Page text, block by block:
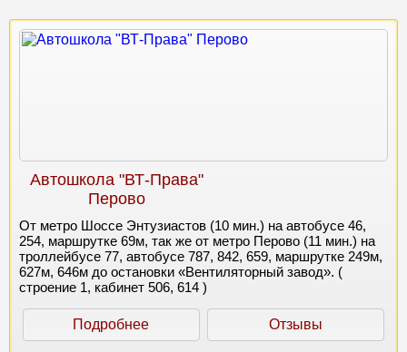
Автошкола "ВТ-Права"
Перово
От метро Шоссе Энтузиастов (10 мин.) на автобусе 46,
254, маршрутке 69м, так же от метро Перово (11 мин.) на
троллейбусе 77, автобусе 787, 842, 659, маршрутке 249м,
627м, 646м до остановки «Вентиляторный завод». (
строение 1, кабинет 506, 614 )
Подробнее Отзывы